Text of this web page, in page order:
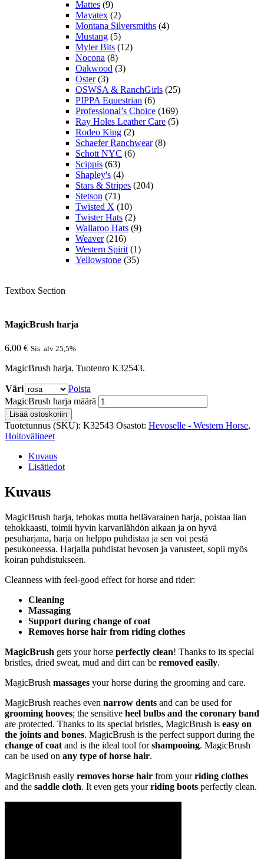
Mattes (9)
Mayatex (2)
Montana Silversmiths (4)
Mustang (5)
Myler Bits (12)
Nocona (8)
Oakwood (3)
Oster (3)
OSWSA & RanchGirls (25)
PIPPA Equestrian (6)
Professional’s Choice (169)
Ray Holes Leather Care (5)
Rodeo King (2)
Schaefer Ranchwear (8)
Schott NYC (6)
Scippis (63)
Shapley's (4)
Stars & Stripes (204)
Stetson (71)
Twisted X (10)
Twister Hats (2)
Wallaroo Hats (9)
Weaver (216)
Western Spirit (1)
Yellowstone (35)
Textbox Section
MagicBrush harja
6,00 € Sis. alv 25,5%
MagicBrush harja. Tuotenro K32543.
Väri
Poista
MagicBrush harja määrä
Lisää ostoskoriin
Tuotetunnus (SKU): K32543 Osastot: Hevoselle - Western Horse,
Hoitovälineet
Kuvaus
Lisätiedot
Kuvaus
MagicBrush harja, tehokas mutta hellävarainen harja, poistaa lian
tehokkaasti, toimii hyvin karvanlähdön aikaan ja on hyvä
pesuharjana, harja on helppo puhdistaa ja sen voi pestä
pesukoneessa. Harjalla puhdistat hevosen ja varusteet, sopii myös
koiran puhdistukseen.
Cleanness with feel-good effect for horse and rider:
Cleaning
Massaging
Support during change of coat
Removes horse hair from riding clothes
MagicBrush gets your horse perfectly clean! Thanks to its special
bristles, dried sweat, mud and dirt can be removed easily.
MagicBrush massages your horse during the grooming and care.
MagicBrush reaches even narrow dents and can be used for
grooming hooves; the sensitive heel bulbs and the coronary band
are protected. Thanks to its special bristles, MagicBrush is easy on
the joints and bones. MagicBrush is the perfect support during the
change of coat and is the ideal tool forshampooing. MagicBrush
can be used on any type of horse hair.
MagicBrush easily removes horse hair from yourriding clothes
and the saddle cloth. It even gets yourriding boots perfectly clean.